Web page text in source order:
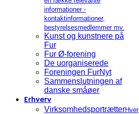
informationer -
kontaktinformationer,
bestyrelsesmedlemmer mv.
Kunst og kunstnere på
Fur
Fur Ø-forening
De uorganiserede
Foreningen FurNyt
Sammenslutningen af
danske småøer
Erhverv
VirksomhedsportrætterHver